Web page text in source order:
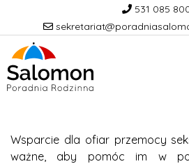
531 085
Wsparcie dla ofiar przemocy
ważne, aby pomóc im w